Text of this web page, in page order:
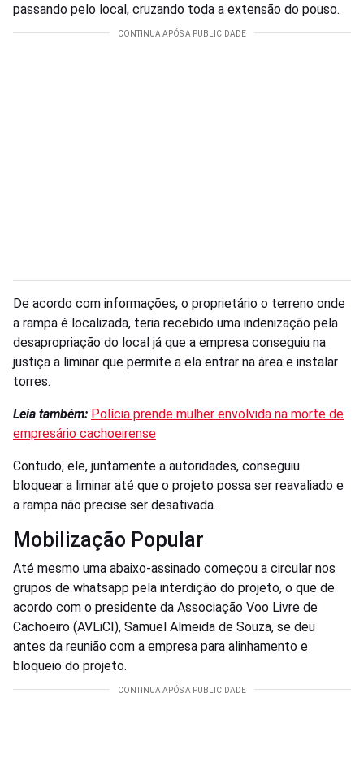
passando pelo local, cruzando toda a extensão do pouso.
De acordo com informações, o proprietário o terreno onde
a rampa é localizada, teria recebido uma indenização pela
desapropriação do local já que a empresa conseguiu na
justiça a liminar que permite a ela entrar na área e instalar
torres.
Leia também: Polícia prende mulher envolvida na morte de
empresário cachoeirense
Contudo, ele, juntamente a autoridades, conseguiu
bloquear a liminar até que o projeto possa ser reavaliado e
a rampa não precise ser desativada.
Mobilização Popular
Até mesmo uma abaixo-assinado começou a circular nos
grupos de whatsapp pela interdição do projeto, o que de
acordo com o presidente da Associação Voo Livre de
Cachoeiro (AVLiCI), Samuel Almeida de Souza, se deu
antes da reunião com a empresa para alinhamento e
bloqueio do projeto.